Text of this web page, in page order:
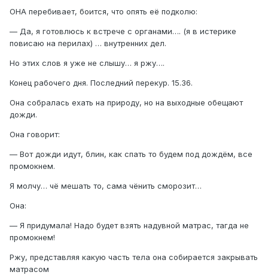
ОНА перебивает, боится, что опять её подколю:
— Да, я готовлюсь к встрече с органами…. (я в истерике
повисаю на перилах) … внутренних дел.
Но этих слов я уже не слышу… я ржу….
Конец рабочего дня. Последний перекур. 15.36.
Она собралась ехать на природу, но на выходные обещают
дожди.
Она говорит:
— Вот дожди идут, блин, как спать то будем под дождём, все
промокнем.
Я молчу… чё мешать то, сама чёнить сморозит…
Она:
— Я придумала! Надо будет взять надувной матрас, тагда не
промокнем!
Ржу, представляя какую часть тела она собирается закрывать
матрасом